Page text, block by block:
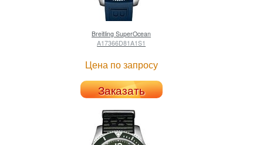
Breitling SuperOcean
A17366D81A1S1
Цена по запросу
Заказать